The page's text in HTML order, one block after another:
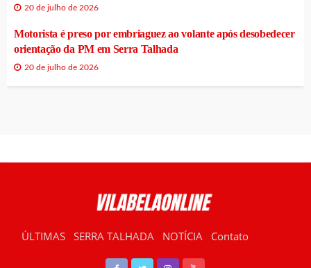
20 de julho de 2026
Motorista é preso por embriaguez ao volante após desobedecer
orientação da PM em Serra Talhada
20 de julho de 2026
ÚLTIMAS SERRA TALHADA NOTÍCIA Contato